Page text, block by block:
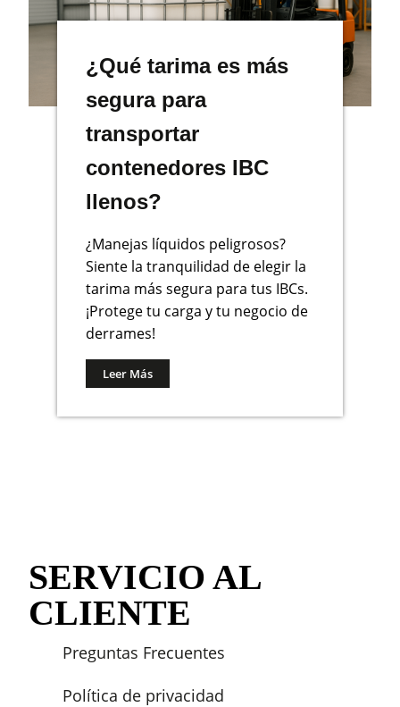
¿Qué tarima es más
segura para
transportar
contenedores IBC
llenos?
¿Manejas líquidos peligrosos?
Siente la tranquilidad de elegir la
tarima más segura para tus IBCs.
¡Protege tu carga y tu negocio de
derrames!
Leer Más
SERVICIO AL
CLIENTE
Preguntas Frecuentes
Política de privacidad